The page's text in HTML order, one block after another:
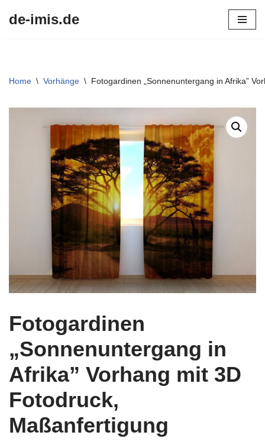
de-imis.de
Home \ Vorhänge \ Fotogardinen „Sonnenuntergang in Afrika”
Fotogardinen
„Sonnenuntergang in
Afrika” Vorhang mit 3D
Fotodruck,
Maßanfertigung